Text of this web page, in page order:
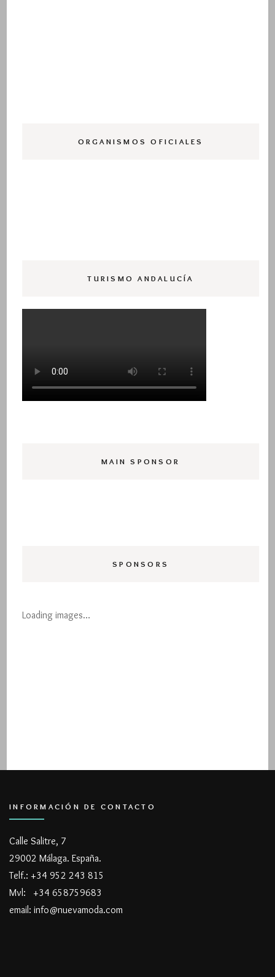
ORGANISMOS OFICIALES
TURISMO ANDALUCÍA
MAIN SPONSOR
SPONSORS
Loading images…
INFORMACIÓN DE CONTACTO
Calle Salitre, 7
29002 Málaga. España.
Telf.: +34 952 243 815
Mvl: +34 658759683
email: info@nuevamoda.com